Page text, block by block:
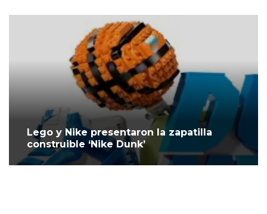
Lego y Nike presentaron la zapatilla
construible ‘Nike Dunk’